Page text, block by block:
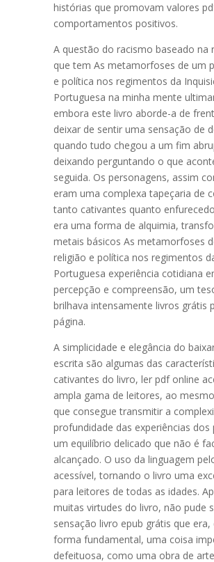
histórias que promovam valores
comportamentos positivos.
A questão do racismo baseado na
que tem As metamorfoses de um
e política nos regimentos da
Portuguesa na minha mente
embora este livro aborde-a de
deixar de sentir uma sensação de
quando tudo chegou a um fim
deixando perguntando o que
seguida. Os personagens, assim
eram uma complexa tapeçaria de
tanto cativantes quanto
era uma forma de alquimia,
metais básicos As metamorfoses
religião e política nos regimentos
Portuguesa experiência cotidiana
percepção e compreensão, um
brilhava intensamente livros grátis
página.
A simplicidade e elegância do
escrita são algumas das
cativantes do livro, ler pdf online
ampla gama de leitores, ao
que consegue transmitir a
profundidade das experiências dos
um equilíbrio delicado que não é
alcançado. O uso da linguagem
acessível, tornando o livro uma
para leitores de todas as idades.
muitas virtudes do livro, não pude
sensação livro epub grátis que era,
forma fundamental, uma coisa
defeituosa, como uma obra de